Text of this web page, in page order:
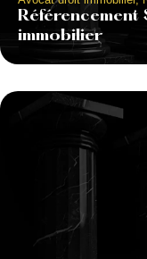
immobilier